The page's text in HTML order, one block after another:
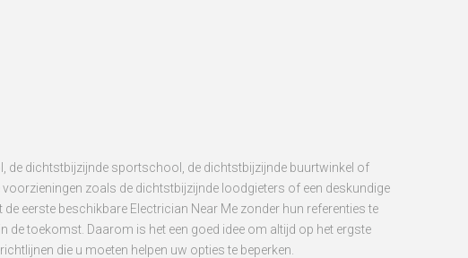
de dichtstbijzijnde sportschool, de dichtstbijzijnde buurtwinkel of
zoals de dichtstbijzijnde loodgieters of een deskundige
eerste beschikbare Electrician Near Me zonder hun referenties te
de toekomst. Daarom is het een goed idee om altijd op het ergste
die u moeten helpen uw opties te beperken.